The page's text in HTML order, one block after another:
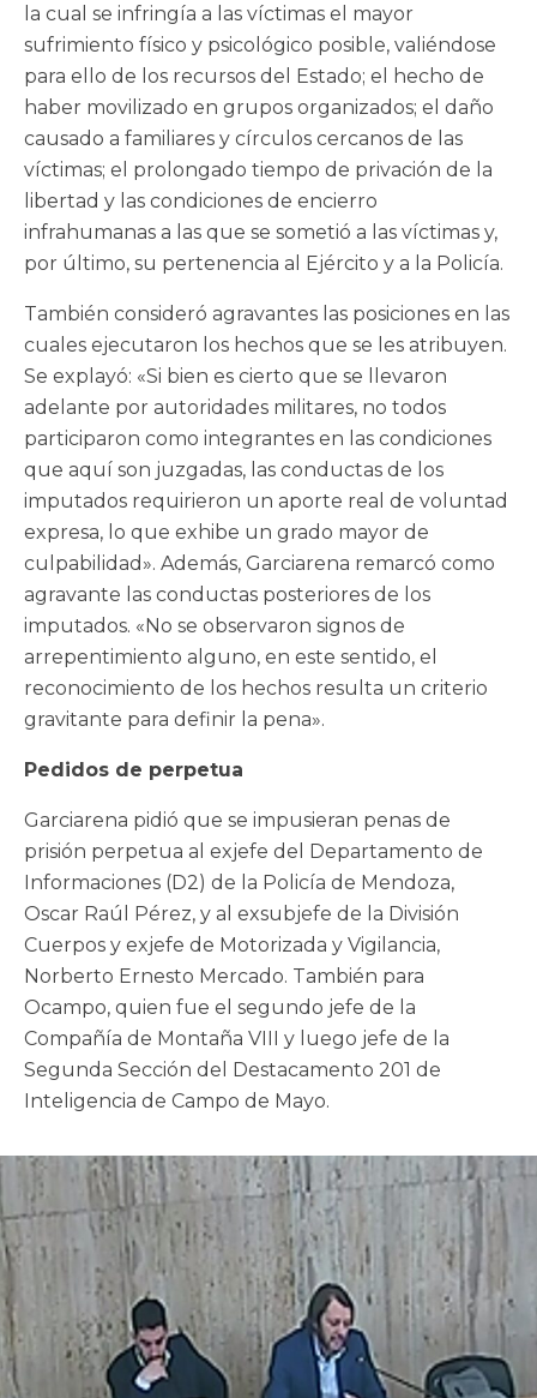
la cual se infringía a las víctimas el mayor
sufrimiento físico y psicológico posible, valiéndose
para ello de los recursos del Estado; el hecho de
haber movilizado en grupos organizados; el daño
causado a familiares y círculos cercanos de las
víctimas; el prolongado tiempo de privación de la
libertad y las condiciones de encierro
infrahumanas a las que se sometió a las víctimas y,
por último, su pertenencia al Ejército y a la Policía.
También consideró agravantes las posiciones en las
cuales ejecutaron los hechos que se les atribuyen.
Se explayó: «Si bien es cierto que se llevaron
adelante por autoridades militares, no todos
participaron como integrantes en las condiciones
que aquí son juzgadas, las conductas de los
imputados requirieron un aporte real de voluntad
expresa, lo que exhibe un grado mayor de
culpabilidad». Además, Garciarena remarcó como
agravante las conductas posteriores de los
imputados. «No se observaron signos de
arrepentimiento alguno, en este sentido, el
reconocimiento de los hechos resulta un criterio
gravitante para definir la pena».
Pedidos de perpetua
Garciarena pidió que se impusieran penas de
prisión perpetua al exjefe del Departamento de
Informaciones (D2) de la Policía de Mendoza,
Oscar Raúl Pérez, y al exsubjefe de la División
Cuerpos y exjefe de Motorizada y Vigilancia,
Norberto Ernesto Mercado. También para
Ocampo, quien fue el segundo jefe de la
Compañía de Montaña VIII y luego jefe de la
Segunda Sección del Destacamento 201 de
Inteligencia de Campo de Mayo.